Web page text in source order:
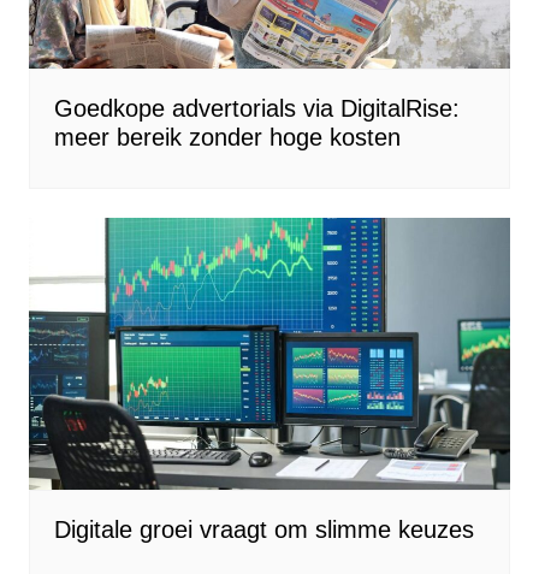
Goedkope advertorials via DigitalRise:
meer bereik zonder hoge kosten
Digitale groei vraagt om slimme keuzes